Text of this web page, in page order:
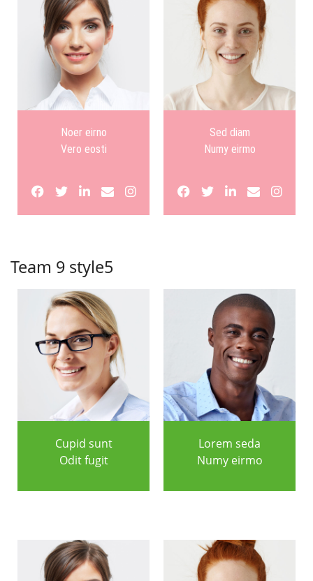
Noer eirno
Vero eosti
Sed diam
Numy eirmo
Team 9 style5
Cupid sunt
Odit fugit
Lorem seda
Numy eirmo